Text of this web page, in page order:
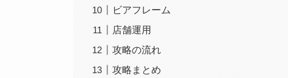
ビアフレーム
店舗運用
攻略の流れ
攻略まとめ